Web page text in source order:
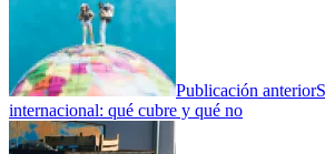
Publicación anterior
internacional: qué cubre y qué no